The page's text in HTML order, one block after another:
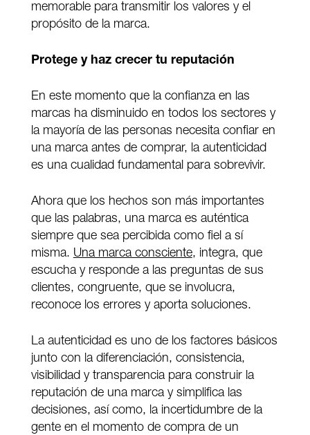
memorable para transmitir los valores y el
propósito de la marca.
Protege y haz crecer tu reputación
En este momento que la confianza en las
marcas ha disminuido en todos los sectores y
la mayoría de las personas necesita confiar en
una marca antes de comprar, la autenticidad
es una cualidad fundamental para sobrevivir.
Ahora que los hechos son más importantes
que las palabras, una marca es auténtica
siempre que sea percibida como fiel a sí
misma. Una marca consciente, integra, que
escucha y responde a las preguntas de sus
clientes, congruente, que se involucra,
reconoce los errores y aporta soluciones.
La autenticidad es uno de los factores básicos
junto con la diferenciación, consistencia,
visibilidad y transparencia para construir la
reputación de una marca y simplifica las
decisiones, así como, la incertidumbre de la
gente en el momento de compra de un